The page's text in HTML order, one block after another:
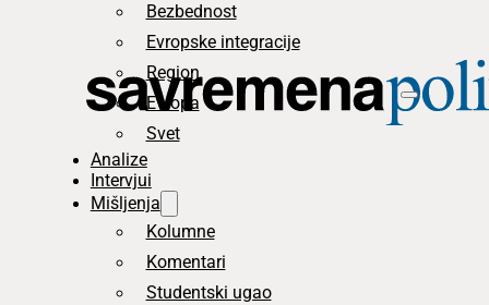
Bezbednost
Evropske integracije
Region
Evropa
Svet
Analize
Intervjui
Mišljenja
Kolumne
Komentari
Studentski ugao